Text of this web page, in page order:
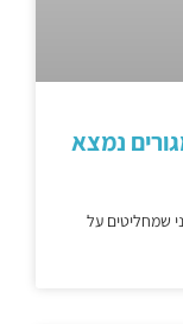
נמצא
לפני שמחליטים על